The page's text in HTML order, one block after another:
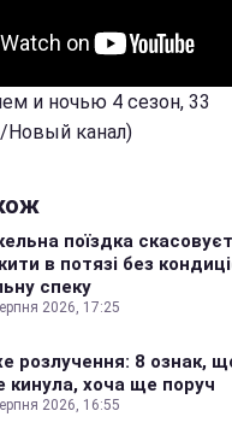
и ночью 4 сезон, 33
Новый канал)
поїздка
в потязі без
спеку
2026, 17:25
розлучення: 8 ознак,
кинула, хоча ще поруч
2026, 16:55